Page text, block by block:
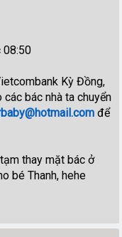
08:50
Kỳ Đồng,
bác nhà ta chuyển
để
thay mặt bác ở
bé Thanh, hehe